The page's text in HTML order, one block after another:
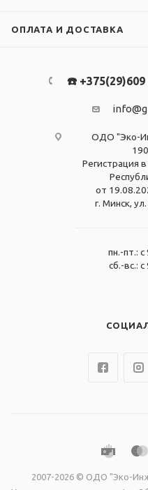
ОПЛАТА И ДОСТАВКА
☎️ +375(29)609
ОДО "Эко-
Регистрация
от
г. Минск,
пн.-пт.:
сб.-вс.:
2007-2026 © ОДО "Эко-